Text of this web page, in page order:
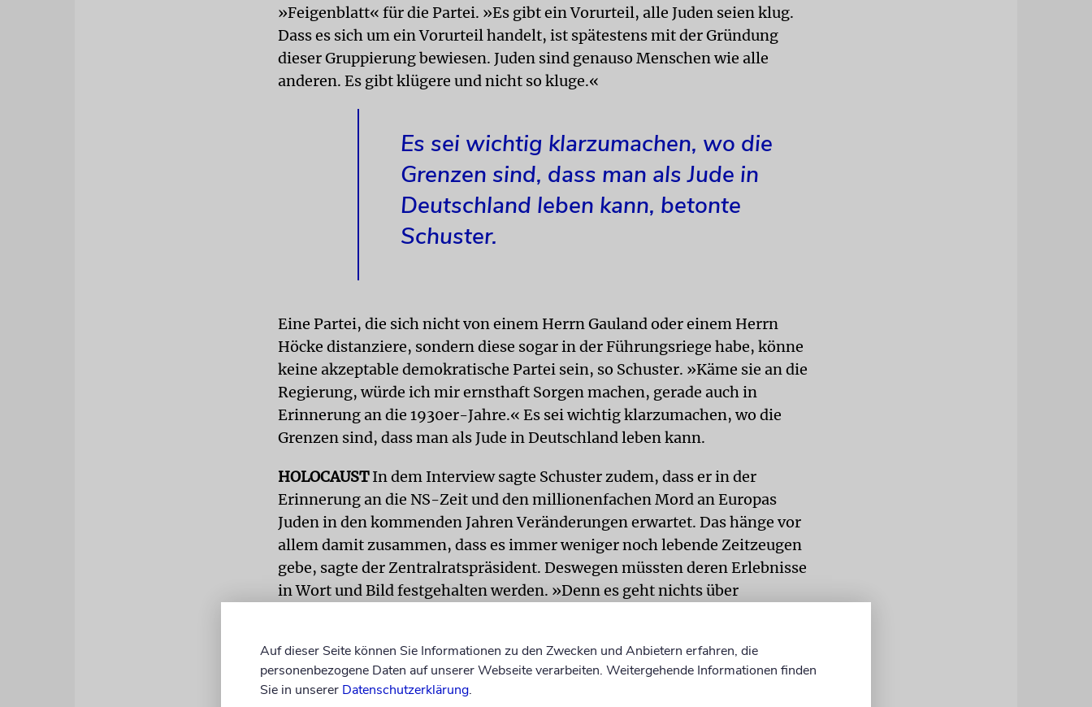
»Feigenblatt« für die Partei. »Es gibt ein Vorurteil, alle Juden seien klug.
Dass es sich um ein Vorurteil handelt, ist spätestens mit der Gründung
dieser Gruppierung bewiesen. Juden sind genauso Menschen wie alle
anderen. Es gibt klügere und nicht so kluge.«
Es sei wichtig klarzumachen, wo die
Grenzen sind, dass man als Jude in
Deutschland leben kann, betonte
Schuster.
Eine Partei, die sich nicht von einem Herrn Gauland oder einem Herrn
Höcke distanziere, sondern diese sogar in der Führungsriege habe, könne
keine akzeptable demokratische Partei sein, so Schuster. »Käme sie an die
Regierung, würde ich mir ernsthaft Sorgen machen, gerade auch in
Erinnerung an die 1930er-Jahre.« Es sei wichtig klarzumachen, wo die
Grenzen sind, dass man als Jude in Deutschland leben kann.
HOLOCAUSTIn dem Interview sagte Schuster zudem, dass er in der
Erinnerung an die NS-Zeit und den millionenfachen Mord an Europas
Juden in den kommenden Jahren Veränderungen erwartet. Das hänge vor
allem damit zusammen, dass es immer weniger noch lebende Zeitzeugen
gebe, sagte der Zentralratspräsident. Deswegen müssten deren Erlebnisse
in Wort und Bild festgehalten werden. »Denn es geht nichts über
Wichtig sei darüber hinaus, in den Gedenkstätten »Elemente moderner
Museumspädagogik zu verstärken«, fügteSchusterhinzu. Was die von ihm
geforderten verpflichtenden Besuche von KZ-Gedenkstätten für Schüler
Auf dieser Seite können Sie Informationen zu den Zwecken und Anbietern erfahren, die
personenbezogene Daten auf unserer Webseite verarbeiten. Weitergehende Informationen finden
Sie in unserer Datenschutzerklärung.